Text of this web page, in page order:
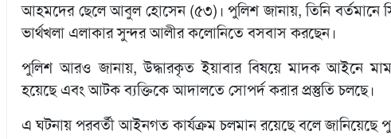
আহমদের ছেলে আবুল হোসেন (৫৩)। পুলিশ জানায়, তিনি বর্তমানে
ভার্থখলা এলাকার সুন্দর আলীর কলোনিতে বসবাস করছেন।
পুলিশ আরও জানায়, উদ্ধারকৃত ইয়াবার বিষয়ে মাদক আইনে
হয়েছে এবং আটক ব্যক্তিকে আদালতে সোপর্দ করার প্রস্তুতি চলছে।
এ ঘটনায় পরবর্তী আইনগত কার্যক্রম চলমান রয়েছে বলে জানিয়েছে